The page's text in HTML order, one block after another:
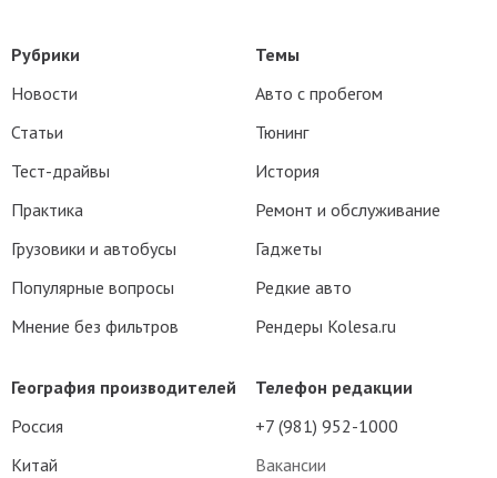
Телефон редакции
+7 (981) 952-1000
Вакансии
Рубрики
Новости
Статьи
Тест-драйвы
Практика
Грузовики и автобусы
Популярные вопросы
Мнение без фильтров
Темы
Авто с пробегом
Тюнинг
История
Ремонт и обслуживание
Гаджеты
Редкие авто
Рендеры Kolesa.ru
География производителей
Россия
Китай